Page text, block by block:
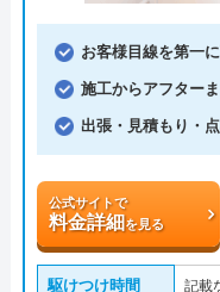
お客様目線を第一
施工からアフター
出張・見積もり・
公式サイトで
料金詳細を見る
駆けつけ時間 記載